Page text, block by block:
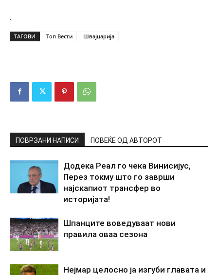
.
ТАГОВИ Топ Вести Швајцарија
ПОВРЗАНИ НАПИСИ ПОВЕЌЕ ОД АВТОРОТ
Додека Реал го чека Винисијус,
Перез токму што го заврши
најскапиот трансфер во
историјата!
Шпанците воведуваат нови
правила оваа сезона
Нејмар целосно ја изгуби главата и